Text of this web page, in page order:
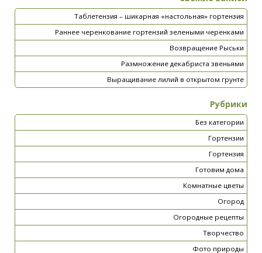
Таблетензия – шикарная «настольная» гортензия
Раннее черенкование гортензий зелеными черенками
Возвращение Рыськи
Размножение декабриста звеньями
Выращивание лилий в открытом грунте
Рубрики
Без категории
Гортензии
Гортензия
Готовим дома
Комнатные цветы
Огород
Огородные рецепты
Творчество
Фото природы